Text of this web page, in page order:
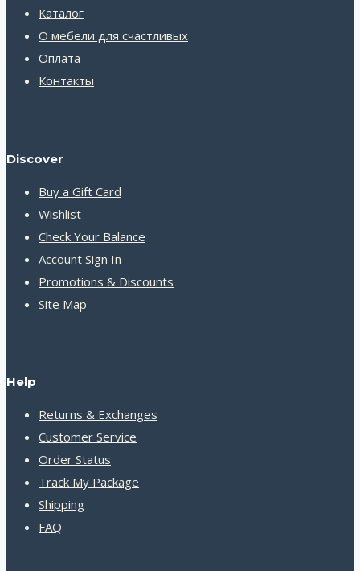
Каталог
О мебели для счастливых
Оплата
Контакты
Discover
Buy a Gift Card
Wishlist
Check Your Balance
Account Sign In
Promotions & Discounts
Site Map
Help
Returns & Exchanges
Customer Service
Order Status
Track My Package
Shipping
FAQ